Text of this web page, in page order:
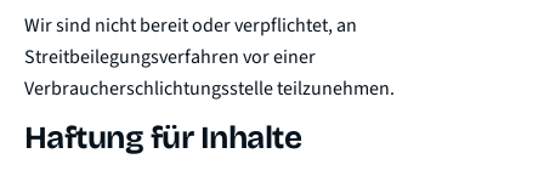
Wir sind nicht bereit oder verpflichtet, an
Streitbeilegungsverfahren vor einer
Verbraucherschlichtungsstelle teilzunehmen.
Haftung für Inhalte